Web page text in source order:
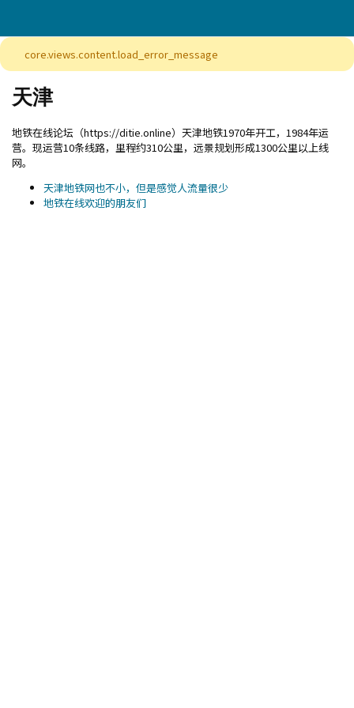
core.views.content.load_error_message
天津
地铁在线论坛（https://ditie.online）天津地铁1970年开工，1984年运
营。现运营10条线路，里程约310公里，远景规划形成1300公里以上线
网。
天津地铁网也不小，但是感觉人流量很少
地铁在线欢迎的朋友们